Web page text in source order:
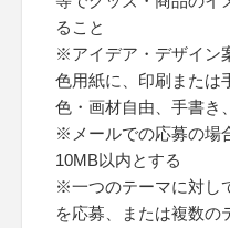
ること
※アイデア・デザイン
色用紙に、印刷または
色・画材自由、手書き
※メールでの応募の場
10MB以内とする
※一つのテーマに対し
を応募、または複数の